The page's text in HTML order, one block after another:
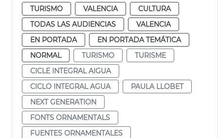
TURISMO VALENCIA
CULTURA
TODAS LAS AUDIENCIAS
VALENCIA
EN PORTADA
EN PORTADA TEMÁTICA
NORMAL
TURISMO
TURISME
CICLE INTEGRAL AIGUA
CICLO INTEGRAL AGUA
PAULA LLOBET
NEXT GENERATION
FONTS ORNAMENTALS
FUENTES ORNAMENTALES